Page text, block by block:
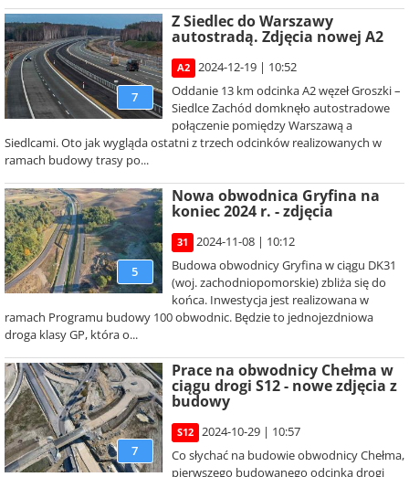
7
Z Siedlec do Warszawy
autostradą. Zdjęcia nowej A2
A2
2024-12-19 | 10:52
Oddanie 13 km odcinka A2 węzeł Groszki –
Siedlce Zachód domknęło autostradowe
połączenie pomiędzy Warszawą a
Siedlcami. Oto jak wygląda ostatni z trzech odcinków realizowanych w
ramach budowy trasy po...
5
Nowa obwodnica Gryfina na
koniec 2024 r. - zdjęcia
31
2024-11-08 | 10:12
Budowa obwodnicy Gryfina w ciągu DK31
(woj. zachodniopomorskie) zbliża się do
końca. Inwestycja jest realizowana w
ramach Programu budowy 100 obwodnic. Będzie to jednojezdniowa
droga klasy GP, która o...
7
Prace na obwodnicy Chełma w
ciągu drogi S12 - nowe zdjęcia z
budowy
S12
2024-10-29 | 10:57
Co słychać na budowie obwodnicy Chełma,
pierwszego budowanego odcinka drogi